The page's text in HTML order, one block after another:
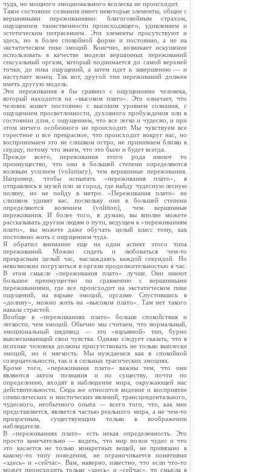
чуда, но мощного эмоционального всплеска не происходит.
Такое состояние сознания имеет некоторые элементы, общие с
вершинными переживаниями: благоговейным страхом,
ощущением таинственности происходящего, удивлением и
эстетическим потрясением. Эти элементы присутствуют и
здесь, но в более спокойной форме и постоянно, а не на
экстатическом пике эмоций. Конечно, возникает искушение
использовать в качестве модели вершинных переживаний
сексуальный оргазм, который поднимается до самой верхней
точки, до пика ощущений, а затем идет к завершению — и
наступает конец. Так вот, другой тип переживаний должен
иметь другую модель.
Эти переживания я бы сравнил с ощущениями человека,
который находится на «высоком плато». Это означает, что
человек живет постоянно с высоким уровнем сознания, с
ощущением просветленности, духовного пробуждения или в
состоянии дзэн, с ощущением, что все легко и чудесно, и при
этом ничего особенного не происходит. Мы чувствуем все
горестное и все прекрасное, что происходит вокруг нас, но
воспринимаем это не слишком остро, не принимаем близко к
сердцу, потому что знаем, что это было и будет всегда.
Прежде всего, переживания этого рода имеют то
преимущество, что они в большей степени определяются
волевым усилием (voluntary), чем вершинные переживания.
Например, чтобы испытать «переживания плато», я
отправлюсь в музей или за город, где найду чудесную лесную
поляну, но не пойду в метро. «Переживания плато» не
слишком удивят вас, поскольку они в большей степени
определяются волением (volition), чем вершинные
переживания. И более того, я думаю, вы вполне можете
рассказывать другим людям о пути, ведущем к «переживаниям
плато», вы можете даже обучать целый класс тому, как
постоянно жить с ощущением чуда.
Я обратил внимание еще на один аспект этого типа
переживаний. Можно сидеть и любоваться чем-то
прекрасным целый час, наслаждаясь каждой секундой. Но
невозможно погрузиться в оргазм продолжительностью в час.
В этом смысле «переживания плато» лучше. Они имеют
большое преимущество по сравнению с вершинными
переживаниями, где все происходит на экстатическом пике
ощущений, на взрыве эмоций, оргазме. Спустившись в
«долину», можно жить на «высоком плато». Там нет такого
накала страстей.
Вообще в «переживаниях плато» больше спокойствия и
легкости, чем эмоций. Обычно мы считаем, что нормальный,
эмоциональный индивид — это «взрывной» тип, бурно
выплескивающий свои чувства. Однако следует сказать, что в
психике человека должны присутствовать не только выплески
эмоций, но и мягкость. Мы нуждаемся как в спокойной
созерцательности, так и в сильных трагических эмоциях.
Кроме того, «переживания плато» важны тем, что они
являются актом познания и по существу, почти по
определению, входят в наблюдение мира, окружающей нас
действительности. Сюда же относится видение и восприятие
символических и мистических явлений, трансцендентального,
чудесного, необычного опыта — всего того, что, как мне
представляется, является частью реального мира, а не чем-то
призрачным, существующим только в воображении
наблюдателя.
В «переживаниях плато» есть некая определенность. Это
просто замечательно — видеть, что мир полон чудес и что
это касается не только конкретных вещей, не привязано к
какому-то типу поведения, не ограничивается понятиями
«здесь» и «сейчас». Вам, наверно, известно, что если что-то
может происходить только «здесь» и «сейчас», то смысла в